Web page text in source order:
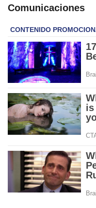
Comunicaciones